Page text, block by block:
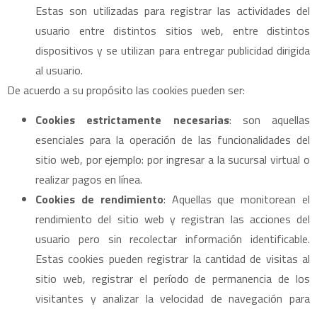
Estas son utilizadas para registrar las actividades del
usuario entre distintos sitios web, entre distintos
dispositivos y se utilizan para entregar publicidad dirigida
al usuario.
De acuerdo a su propósito las cookies pueden ser:
Cookies estrictamente necesarias: son aquellas
esenciales para la operación de las funcionalidades del
sitio web, por ejemplo: por ingresar a la sucursal virtual o
realizar pagos en línea.
Cookies de rendimiento: Aquellas que monitorean el
rendimiento del sitio web y registran las acciones del
usuario pero sin recolectar información identificable.
Estas cookies pueden registrar la cantidad de visitas al
sitio web, registrar el período de permanencia de los
visitantes y analizar la velocidad de navegación para